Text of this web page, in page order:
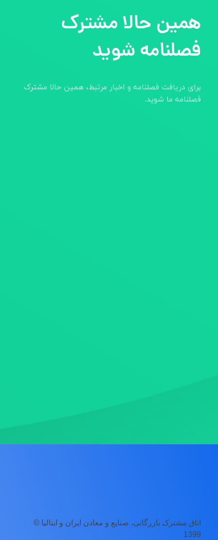
همین حالا مشترک
فصلنامه شوید
برای دریافت فصلنامه و اخبار مرتبط، همین حالا مشترک
فصلنامه ما شوید.
اتاق مشترک بازرگانی، صنایع و معادن ایران و ایتالیا ©
1399